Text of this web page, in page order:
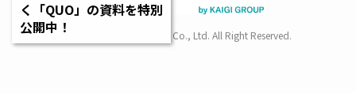
Copyright SENDENKAIGI Co., Ltd. All Right Reserved.
く「QUO」の資料を特別
公開中！